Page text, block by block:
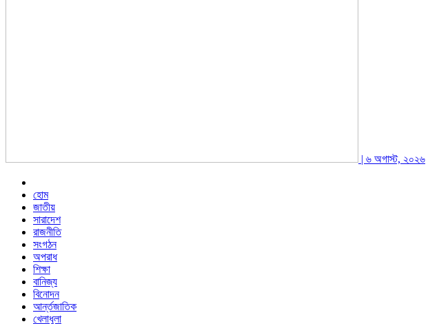
| ৬ অগাস্ট, ২০২৬
হোম
জাতীয়
সারাদেশ
রাজনীতি
সংগঠন
অপরাধ
শিক্ষা
বানিজ্য
বিনোদন
আর্ন্তজাতিক
খেলাধুলা